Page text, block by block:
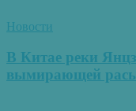
Новости
В Китае реки
вымирающей